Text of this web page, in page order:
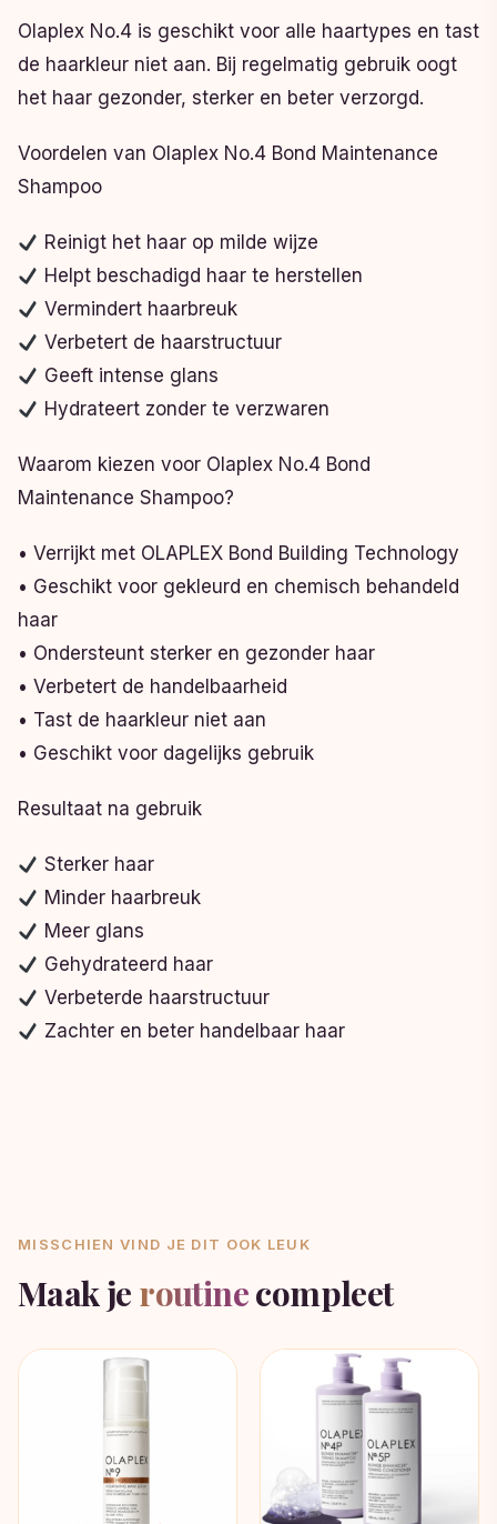
Olaplex No.4 is geschikt voor alle haartypes en tast
de haarkleur niet aan. Bij regelmatig gebruik oogt
het haar gezonder, sterker en beter verzorgd.
Voordelen van Olaplex No.4 Bond Maintenance
Shampoo
Reinigt het haar op milde wijze
Helpt beschadigd haar te herstellen
Vermindert haarbreuk
Verbetert de haarstructuur
Geeft intense glans
Hydrateert zonder te verzwaren
Waarom kiezen voor Olaplex No.4 Bond
Maintenance Shampoo?
• Verrijkt met OLAPLEX Bond Building Technology
• Geschikt voor gekleurd en chemisch behandeld
haar
• Ondersteunt sterker en gezonder haar
• Verbetert de handelbaarheid
• Tast de haarkleur niet aan
• Geschikt voor dagelijks gebruik
Resultaat na gebruik
Sterker haar
Minder haarbreuk
Meer glans
Gehydrateerd haar
Verbeterde haarstructuur
Zachter en beter handelbaar haar
MISSCHIEN VIND JE DIT OOK LEUK
Maak je routinecompleet